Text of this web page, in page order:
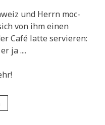
und Herrn moc­
von ihm einen
Café lat­te servieren:
ja ....